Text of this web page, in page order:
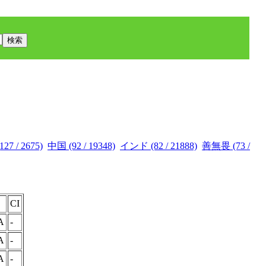
/ 2675) 中国 (92 / 19348) インド (82 / 21888) 善無畏 (73 /
CI
-
-
-